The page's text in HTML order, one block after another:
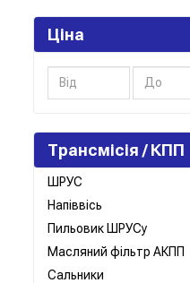
Ціна
Трансмісія / КПП
ШРУС
Напіввісь
Пильовик ШРУСу
Масляний фільтр АКПП
Сальники